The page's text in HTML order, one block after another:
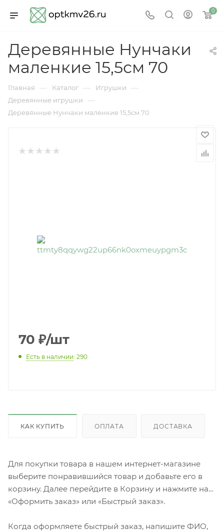
0
Деревянные Нунчаки
маленкие 15,5см 70
Главная — Каталог — Игрушки —
Деревянные игрушки —
Деревянные Нунчаки маленкие 15,5см 70
70 ₽/шт
Есть в наличии: 290
КАК КУПИТЬ ОПЛАТА ДОСТАВКА
Для покупки товара в нашем интернет-магазине
выберите понравившийся товар и добавьте его в
корзину. Далее перейдите в Корзину и нажмите на
«Оформить заказ» или «Быстрый заказ».
Когда оформляете быстрый заказ, напишите ФИО,